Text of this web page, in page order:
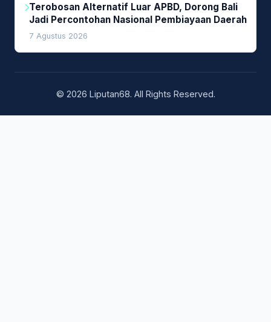
Terobosan Alternatif Luar APBD, Dorong Bali
Jadi Percontohan Nasional Pembiayaan Daerah
7 Agustus 2026
© 2026 Liputan68. All Rights Reserved.